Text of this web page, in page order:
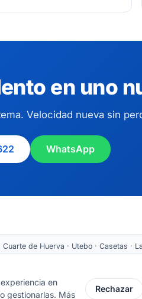
en uno
Velocidad nueva sin
WhatsApp
de Huerva · Utebo · Casetas ·
📞 976 565 622 ✉
en
gestionarlas. Más
Rechazar